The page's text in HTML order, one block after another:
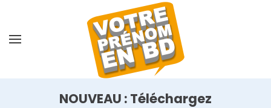
NOUVEAU : Téléchargez